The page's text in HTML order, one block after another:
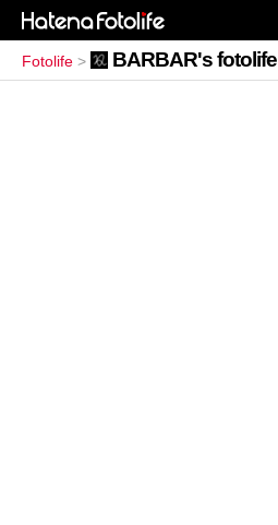
Fotolife > BARBAR's fotolife